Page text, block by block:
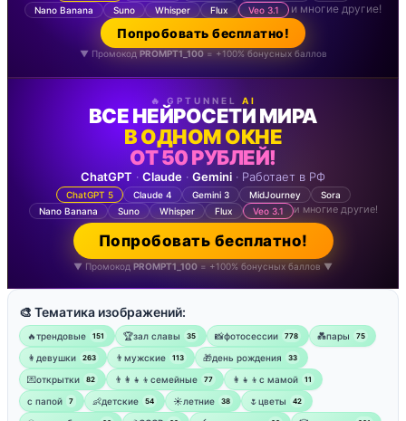
Nano Banana
Suno Whisper Flux Veo 3.1 и многие другие!
Попробовать бесплатно!
▼ Промокод PROMPT1_100= +100% бонусных баллов
🔥 GPTUNNEL AI
ВСЕ НЕЙРОСЕТИ МИРА
В ОДНОМ ОКНЕ
ОТ 50 РУБЛЕЙ!
ChatGPT · Claude · Gemini · Работает в РФ
ChatGPT 5 Claude 4 Gemini 3 MidJourney
Sora
Nano Banana
Suno Whisper Flux Veo 3.1 и многие другие!
Попробовать бесплатно!
▼ Промокод PROMPT1_100 = +100% бонусных баллов ▼
🎨 Тематика изображений:
🔥трендовые 151 🏆зал славы 35 📸фотосессии 778 💑пары 75
👩девушки 263 👨мужские 113 🎁день рождения 33
💌открытки 82 👨‍👩‍👧‍👦семейные 77 👩‍👧‍👦с мамой 11
‍с папой 7 👶детские 54 ☀️летние 38 🌷цветы 42